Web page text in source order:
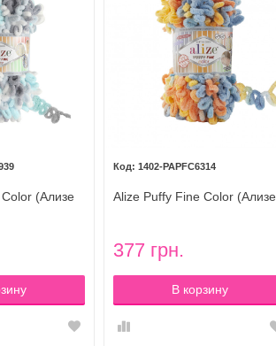
(Ализе
1402-PAPFC6314
Alize Puffy Fine Color (Ализе
377 грн.
В корзину